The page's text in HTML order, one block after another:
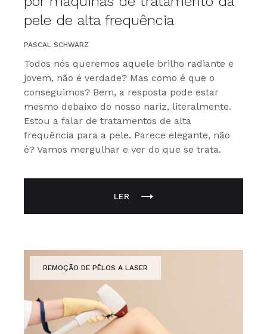
pele de alta frequência
PASCAL SCHWARZ
Todos nós queremos aquele brilho radiante e
jovem, não é verdade? Mas como é que o
conseguimos? Bem, a resposta pode estar
mesmo debaixo do nosso nariz, literalmente.
Estou a falar de tratamentos de alta
frequência para a pele. Parece elegante, não
é? Vamos mergulhar e ver do que se trata.
LER
REMOÇÃO DE PÊLOS A LASER